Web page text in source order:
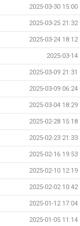
2025-03-30 15:00
2025-03-25 21:32
2025-03-24 18:12
2025-03-14
2025-03-09 21:31
2025-03-09 06:24
2025-03-04 18:29
2025-02-28 15:18
2025-02-23 21:33
2025-02-16 19:53
2025-02-10 12:19
2025-02-02 10:42
2025-01-12 17:04
2025-01-05 11:14